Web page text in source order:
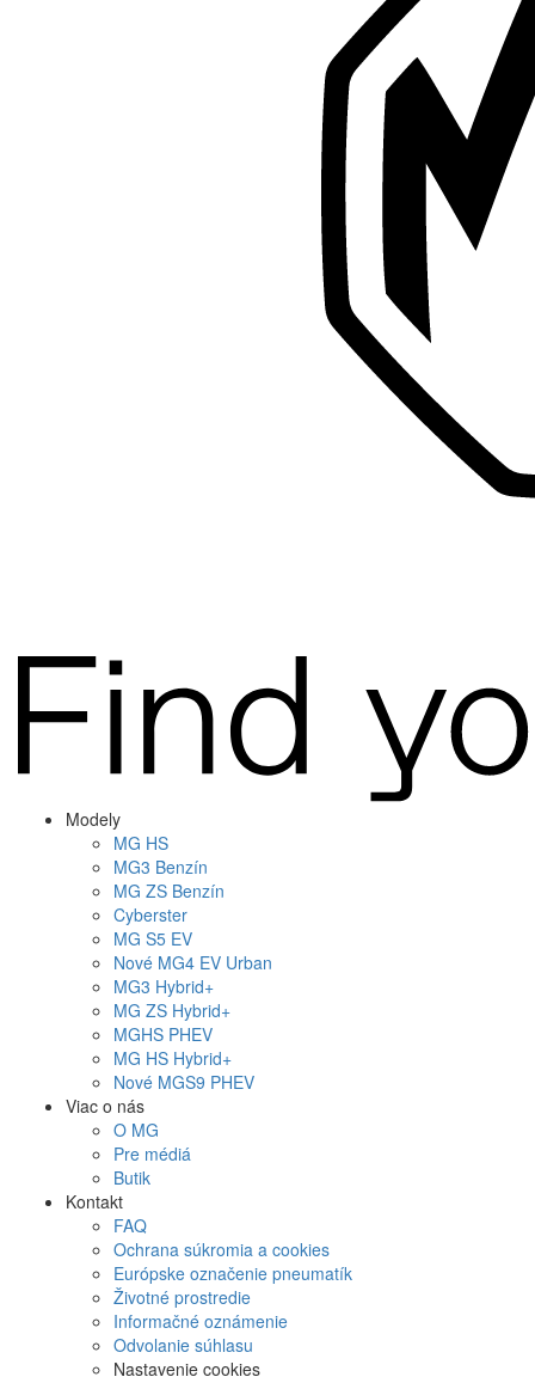
Modely
MG HS
MG3 Benzín
MG ZS Benzín
Cyberster
MG S5 EV
Nové MG4 EV Urban
MG3 Hybrid+
MG ZS Hybrid+
MGHS PHEV
MG HS Hybrid+
Nové MGS9 PHEV
Viac o nás
O MG
Pre médiá
Butik
Kontakt
FAQ
Ochrana súkromia a cookies
Európske označenie pneumatík
Životné prostredie
Informačné oznámenie
Odvolanie súhlasu
Nastavenie cookies